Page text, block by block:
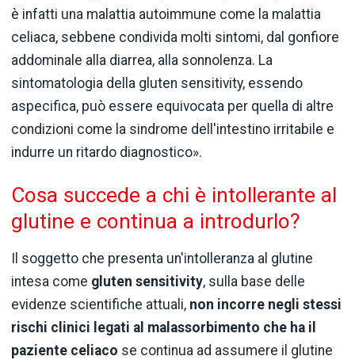
è infatti una malattia autoimmune come la malattia
celiaca, sebbene condivida molti sintomi, dal gonfiore
addominale alla diarrea, alla sonnolenza. La
sintomatologia della gluten sensitivity, essendo
aspecifica, può essere equivocata per quella di altre
condizioni come la sindrome dell'intestino irritabile e
indurre un ritardo diagnostico».
Cosa succede a chi è intollerante al
glutine e continua a introdurlo?
Il soggetto che presenta un'intolleranza al glutine
intesa come gluten sensitivity, sulla base delle
evidenze scientifiche attuali, non incorre negli stessi
rischi clinici legati al malassorbimento che ha il
paziente celiaco se continua ad assumere il glutine